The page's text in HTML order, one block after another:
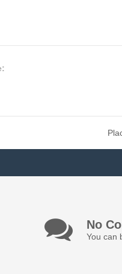
No
You can